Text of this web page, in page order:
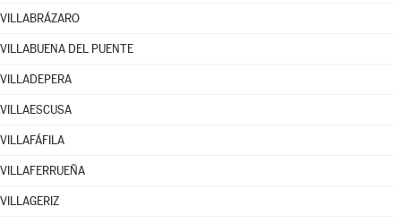
VILLABRÁZARO
VILLABUENA DEL PUENTE
VILLADEPERA
VILLAESCUSA
VILLAFÁFILA
VILLAFERRUEÑA
VILLAGERIZ